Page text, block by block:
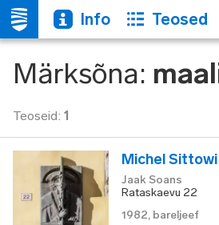
Info Teosed
Märksõna:
Teoseid: 1
Michel
Jaak Soans
Rataskaevu 22
1982, bareljeef